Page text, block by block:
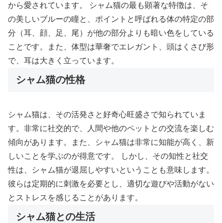
から愛されています。 シャム猫の最も顕著な特徴は、そ
の美しいブルーの瞳と、ポイントと呼ばれる体の特定の部
分（耳、顔、足、尾）が他の部分よりも暗い色をしている
ことです。また、体型は華奢でエレガント、頭はくさび形
で、耳は大きく立っています。
シャム猫の性格
シャム猫は、その活発さと好奇心旺盛さで知られていま
す。非常に社交的で、人間や他のペットとの交流を楽しむ
傾向があります。また、シャム猫は非常に知能が高く、新
しいことを学ぶのが得意です。 しかし、その知性と社交
性は、シャム猫が退屈しやすいということも意味します。
彼らは定期的に刺激を必要とし、適切な遊びや活動がない
とストレスを感じることがあります。
シャム猫との生活